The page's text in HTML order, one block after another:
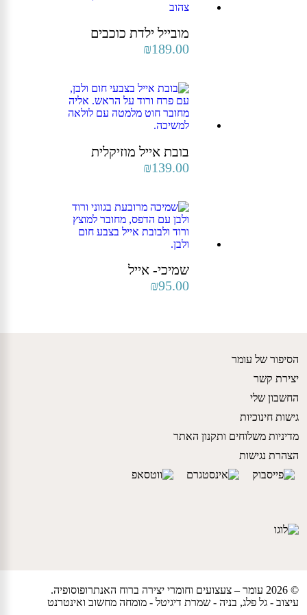
מובייל ילדת כוכבים
₪189.00
בובת אייל מוזיקלית
₪139.00
שמיכי- אייל
₪95.00
הסיפור של עומר
יצירת קשר
החשבון שלי
גישות חינוכיות
מדיניות משלוחים ותקנון האתר
הצהרת נגישות
© 2026 עומר – צעצועים וחומרי יצירה ברוח האנתרופוסופיה.
עיצוב - גל פלג, בניה - שמרת דיגיטל - מומחה מחשוב ואינטרנט